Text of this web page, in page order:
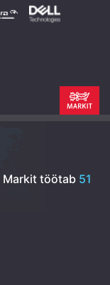
Markit töötab 51